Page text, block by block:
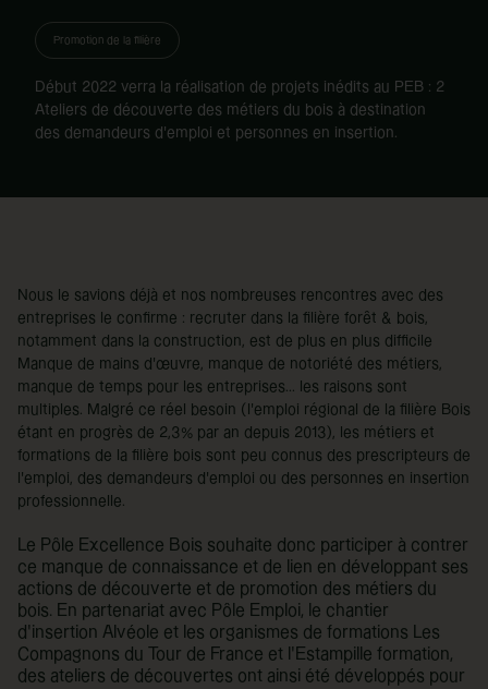
Promotion de la filière
Début 2022 verra la réalisation de projets inédits au PEB : 2
Ateliers de découverte des métiers du bois à destination
des demandeurs d'emploi et personnes en insertion.
Nous le savions déjà et nos nombreuses rencontres avec des
entreprises le confirme : recruter dans la filière forêt & bois,
notamment dans la construction, est de plus en plus difficile
Manque de mains d'œuvre, manque de notoriété des métiers,
manque de temps pour les entreprises... les raisons sont
multiples. Malgré ce réel besoin (l’emploi régional de la filière Bois
étant en progrès de 2,3% par an depuis 2013), les métiers et
formations de la filière bois sont peu connus des prescripteurs de
l'emploi, des demandeurs d'emploi ou des personnes en insertion
professionnelle.
Le Pôle Excellence Bois souhaite donc participer à contrer
ce manque de connaissance et de lien en développant ses
actions de découverte et de promotion des métiers du
bois. En partenariat avec Pôle Emploi, le chantier
d'insertion Alvéole et les organismes de formations Les
Compagnons du Tour de France et l'Estampille formation,
des ateliers de découvertes ont ainsi été développés pour